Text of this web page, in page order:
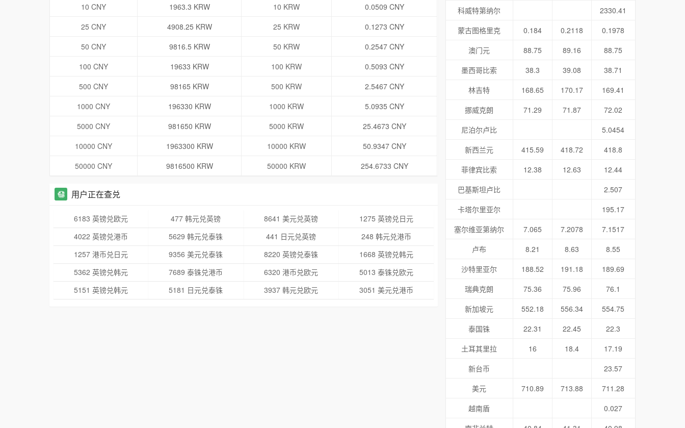
10 CNY
1963.3 KRW 10 KRW
0.0509 CNY
25 CNY
4908.25 KRW 25 KRW
0.1273 CNY
50 CNY
9816.5 KRW 50 KRW
0.2547 CNY
100 CNY
19633 KRW 100 KRW
0.5093 CNY
500 CNY
98165 KRW 500 KRW
2.5467 CNY
1000 CNY
196330 KRW 1000 KRW
5.0935 CNY
5000 CNY
981650 KRW 5000 KRW
25.4673 CNY
10000 CNY
1963300 KRW 10000 KRW
50.9347 CNY
50000 CNY
9816500 KRW 50000 KRW 254.6733 CNY
用户正在查兑
6183 英镑兑欧元 477 韩元兑英镑 8641 美元兑英镑
1275 英镑兑日元
4022 英镑兑港币
5629 韩元兑泰铢 441 日元兑英镑
248 韩元兑港币
1257 港币兑日元
9356 美元兑泰铢 8220 英镑兑泰铢
1668 英镑兑韩元
5362 英镑兑韩元
7689 泰铢兑港币 6320 港币兑欧元
5013 泰铢兑欧元
5151 英镑兑韩元
5181 日元兑泰铢 3937 韩元兑欧元 3051 美元兑港币
科威特第纳尔
2330.41
蒙古图格里克
0.184 0.2118
0.1978
澳门元
88.75 89.16
88.75
墨西哥比索
38.3 39.08
38.71
林吉特
168.65 170.17
169.41
挪威克朗
71.29 71.87
72.02
尼泊尔卢比
5.0454
新西兰元
415.59 418.72
418.8
菲律宾比索
12.38 12.63
12.44
巴基斯坦卢比
2.507
卡塔尔里亚尔
195.17
塞尔维亚第纳尔
7.065 7.2078
7.1517
卢布
8.21 8.63
8.55
沙特里亚尔
188.52 191.18
189.69
瑞典克朗
75.36 75.96
76.1
新加坡元
552.18 556.34
554.75
泰国铢
22.31 22.45
22.3
土耳其里拉
16 18.4
17.19
新台币
23.57
美元
710.89 713.88
711.28
越南盾
0.027